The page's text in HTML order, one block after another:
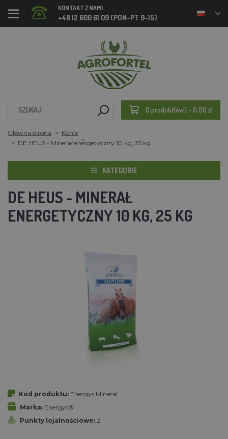
KONTAKT Z NAMI
+48 12 600 61 09 (PON-PT 9-15)
0 produkt(ów) - 0.00 zl
Główna strona
Konie
DE HEUS - Minerał energetyczny 10 kg, 25 kg
KATEGORIE
DE HEUS - MINERAŁ
ENERGETYCZNY 10 KG, 25 KG
Kod produktu: Energys Mineral
Marka: Energys®
Punkty lojalnościowe: 2